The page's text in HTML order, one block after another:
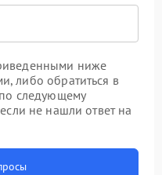
ниже
либо обратиться в
следующему
если не нашли ответ на